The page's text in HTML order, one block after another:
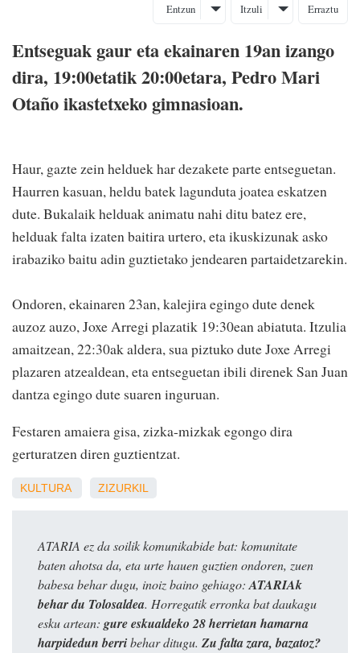
Entzun Itzuli Erraztu
Entseguak gaur eta ekainaren 19an izango
dira, 19:00etatik 20:00etara, Pedro Mari
Otaño ikastetxeko gimnasioan.
Haur, gazte zein helduek har dezakete parte entseguetan.
Haurren kasuan, heldu batek lagunduta joatea eskatzen
dute. Bukalaik helduak animatu nahi ditu batez ere,
helduak falta izaten baitira urtero, eta ikuskizunak asko
irabaziko baitu adin guztietako jendearen partaidetzarekin.
Ondoren, ekainaren 23an, kalejira egingo dute denek
auzoz auzo, Joxe Arregi plazatik 19:30ean abiatuta. Itzulia
amaitzean, 22:30ak aldera, sua piztuko dute Joxe Arregi
plazaren atzealdean, eta entseguetan ibili direnek San Juan
dantza egingo dute suaren inguruan.
Festaren amaiera gisa, zizka-mizkak egongo dira
gerturatzen diren guztientzat.
KULTURA ZIZURKIL
ATARIA ez da soilik komunikabide bat: komunitate
baten ahotsa da, eta urte hauen guztien ondoren, zuen
babesa behar dugu, inoiz baino gehiago: ATARIAk
behar du Tolosaldea. Horregatik erronka bat daukagu
esku artean: gure eskualdeko 28 herrietan hamarna
harpidedun berribehar ditugu. Zu falta zara, bazatoz?